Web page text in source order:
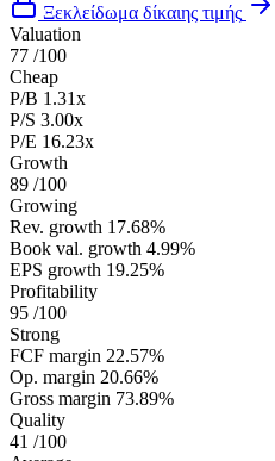
Ξεκλείδωμα δίκαιης τιμής
Valuation
77 /100
Cheap
P/B 1.31x
P/S 3.00x
P/E 16.23x
Growth
89 /100
Growing
Rev. growth 17.68%
Book val. growth 4.99%
EPS growth 19.25%
Profitability
95 /100
Strong
FCF margin 22.57%
Op. margin 20.66%
Gross margin 73.89%
Quality
41 /100